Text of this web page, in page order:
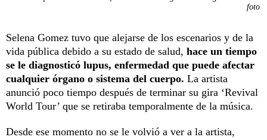
foto
Selena Gomez tuvo que alejarse de los escenarios y de la
vida pública debido a su estado de salud, hace un tiempo
se le diagnosticó lupus, enfermedad que puede afectar
cualquier órgano o sistema del cuerpo. La artista
anunció poco tiempo después de terminar su gira ‘Revival
World Tour’ que se retiraba temporalmente de la música.
Desde ese momento no se le volvió a ver a la artista,